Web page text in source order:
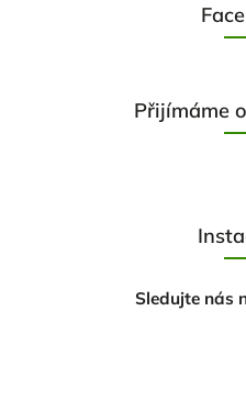
Přijímáme
Sledujte nás